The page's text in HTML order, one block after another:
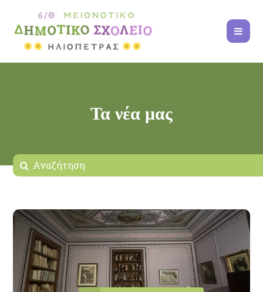
Τα νέα μας